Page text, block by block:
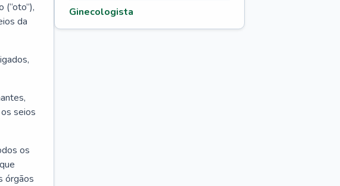
da
seios
os
órgãos
Ginecologista